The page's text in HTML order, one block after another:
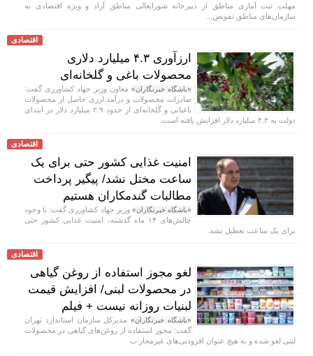
مهلت ثبت آماری مناطق از دبیرخانه شورایعالی مناطق آزاد و ویژه اقتصادی به
سازمان‌های مناطق تفویض...
اقتصادی
ارزآوری ۴.۳ میلیارد دلاری
محصولات باغی و گلخانه‌ای
«باشگاه خبرنگاران» معاون وزیر جهاد کشاورزی گفت:
صادرات محصولات و درآمد ارزی حاصل از محصولات
باغبانی و گلخانه‌ای از حدود ۲.۹ میلیارد دلار در ابتدای
دولت به ۴.۳ میلیارد دلار افزایش یافته است.
اقتصادی
امنیت غذایی کشور حتی برای یک
ساعت مختل نشد/ پیگیر پرداخت
مطالبات گندمکاران هستیم
«باشگاه خبرنگاران» وزیر جهاد کشاورزی گفت: با وجود
چالش‌های ۱۴ ماه گذشته، امنیت غذایی کشور حتی
برای یک ساعت تعطیل نشد.
اقتصادی
لغو مجوز استفاده از روغن گیاهی
در محصولات لبنی/ افزایش قیمت
لبنیات روزانه نیست + فیلم
«باشگاه خبرنگاران»مدیرکل سازمان استاندارد تهران
گفت: مجوز استفاده از روغن‌های گیاهی در محصولات
لبنی لغو شده و به هیچ عنوان افزودنی‌های غیرمجاز ب